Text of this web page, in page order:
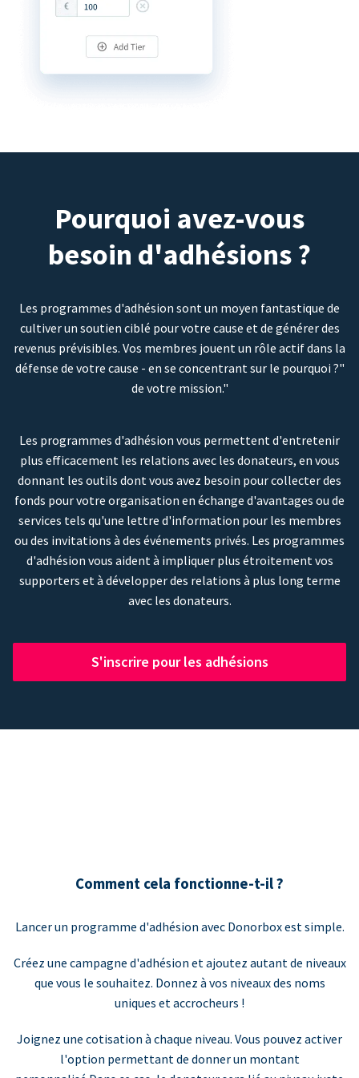
Pourquoi avez-vous
besoin d'adhésions ?
Les programmes d'adhésion sont un moyen fantastique de
cultiver un soutien ciblé pour votre cause et de générer des
revenus prévisibles. Vos membres jouent un rôle actif dans la
défense de votre cause - en se concentrant sur le pourquoi ?"
de votre mission."
Les programmes d'adhésion vous permettent d'entretenir
plus efficacement les relations avec les donateurs, en vous
donnant les outils dont vous avez besoin pour collecter des
fonds pour votre organisation en échange d'avantages ou de
services tels qu'une lettre d'information pour les membres
ou des invitations à des événements privés. Les programmes
d'adhésion vous aident à impliquer plus étroitement vos
supporters et à développer des relations à plus long terme
avec les donateurs.
S'inscrire pour les adhésions
Comment cela fonctionne-t-il ?
Lancer un programme d'adhésion avec Donorbox est simple.
Créez une campagne d'adhésion et ajoutez autant de niveaux
que vous le souhaitez. Donnez à vos niveaux des noms
uniques et accrocheurs !
Joignez une cotisation à chaque niveau. Vous pouvez activer
l'option permettant de donner un montant